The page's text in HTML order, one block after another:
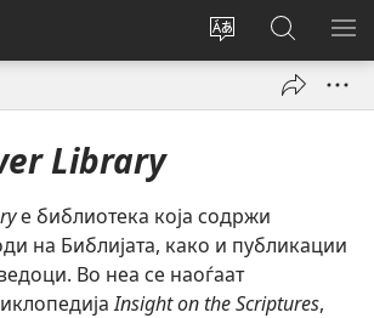
Смени
јазикот
Најави
се
на
JW.ORG/
Library
е библиотека која содржи
на Библијата, како и публикации
Во неа се наоѓаат
Insight on the Scriptures,